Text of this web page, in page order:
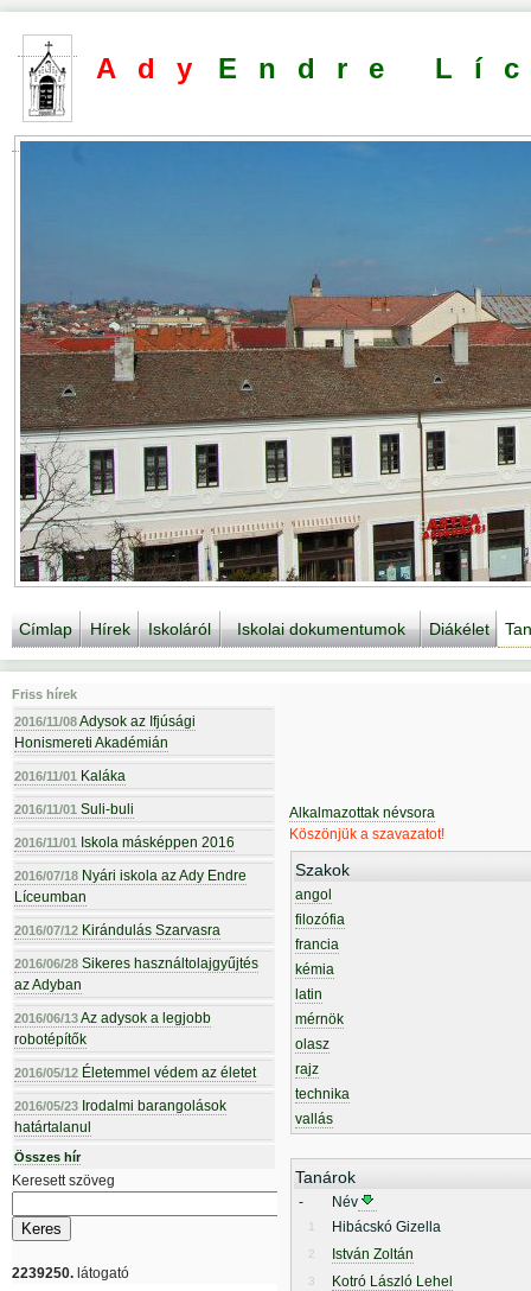
Ady Endre
Címlap Hírek Iskoláról Iskolai dokumentumok Diákélet
Friss hírek
2016/11/08Adysok az Ifjúsági
Honismereti Akadémián
2016/11/01 Kaláka
2016/11/01 Suli-buli
2016/11/01 Iskola másképpen 2016
2016/07/18 Nyári iskola az Ady Endre
Líceumban
2016/07/12 Kirándulás Szarvasra
2016/06/28 Sikeres használtolajgyűjtés
az Adyban
2016/06/13Az adysok a legjobb
robotépítők
2016/05/12 Életemmel védem az életet
2016/05/23 Irodalmi barangolások
határtalanul
Összes hír
Keresett szöveg
2239250. látogató
Alkalmazottak névsora
Köszönjük a szavazatot!
Szakok
angol
filozófia
francia
kémia
latin
mérnök
olasz
rajz
technika
vallás
Tanárok
- Név
1 Hibácskó Gizella
2 István Zoltán
3 Kotró László Lehel